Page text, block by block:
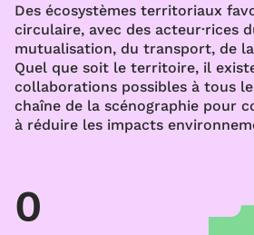
Des écosystèmes territoriaux
circulaire, avec des acteur·rices
mutualisation, du transport, de
Quel que soit le territoire, il
collaborations possibles à tous
chaîne de la scénographie pour
à réduire les impacts
0